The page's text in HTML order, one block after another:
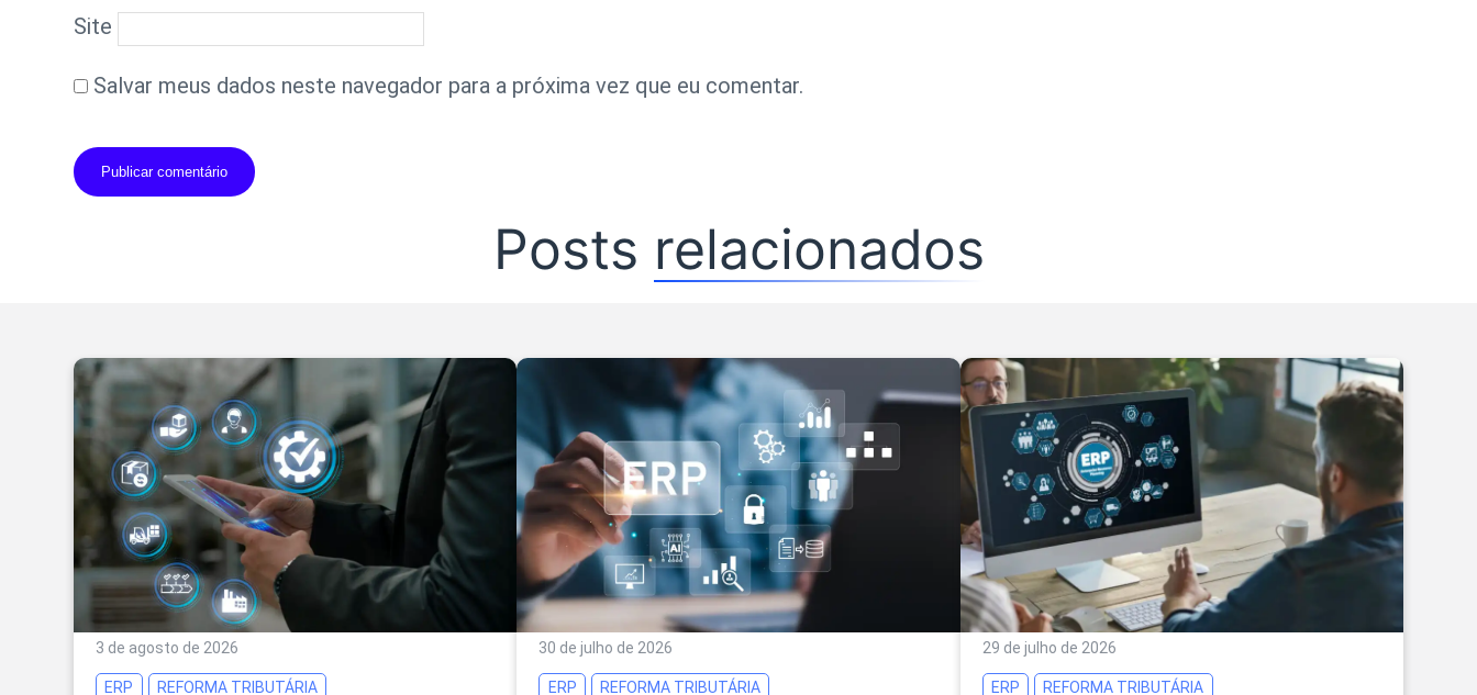
Site
Salvar meus dados neste navegador para a próxima vez que eu comentar.
Posts relacionados
3 de agosto de 2026
ERP REFORMA TRIBUTÁRIA
30 de julho de 2026
ERP REFORMA TRIBUTÁRIA
29 de julho de 2026
ERP REFORMA TRIBUTÁRIA